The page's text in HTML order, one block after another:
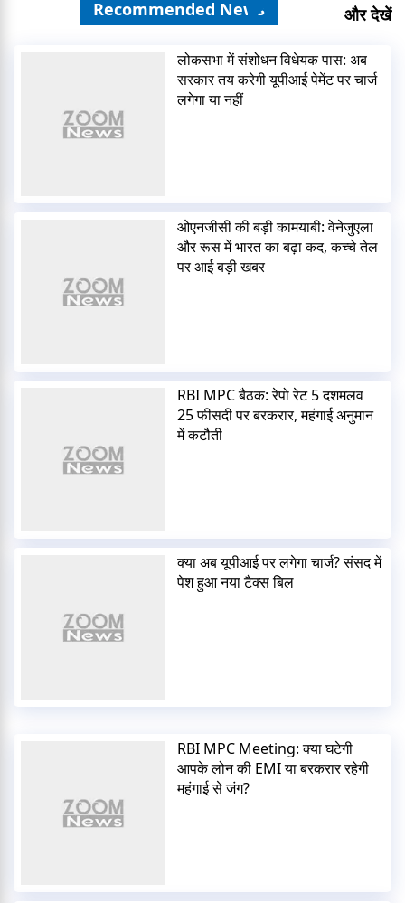
Recommended News और देखें
लोकसभा में संशोधन विधेयक पास: अब
सरकार तय करेगी यूपीआई पेमेंट पर चार्ज
लगेगा या नहीं
ओएनजीसी की बड़ी कामयाबी: वेनेजुएला
और रूस में भारत का बढ़ा कद, कच्चे तेल
पर आई बड़ी खबर
RBI MPC बैठक: रेपो रेट 5 दशमलव
25 फीसदी पर बरकरार, महंगाई अनुमान
में कटौती
क्या अब यूपीआई पर लगेगा चार्ज? संसद में
पेश हुआ नया टैक्स बिल
RBI MPC Meeting: क्या घटेगी
आपके लोन की EMI या बरकरार रहेगी
महंगाई से जंग?